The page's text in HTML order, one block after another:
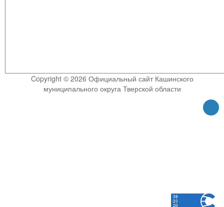
Copyright © 2026 Официальный сайт Кашинского
муниципального округа Тверской области